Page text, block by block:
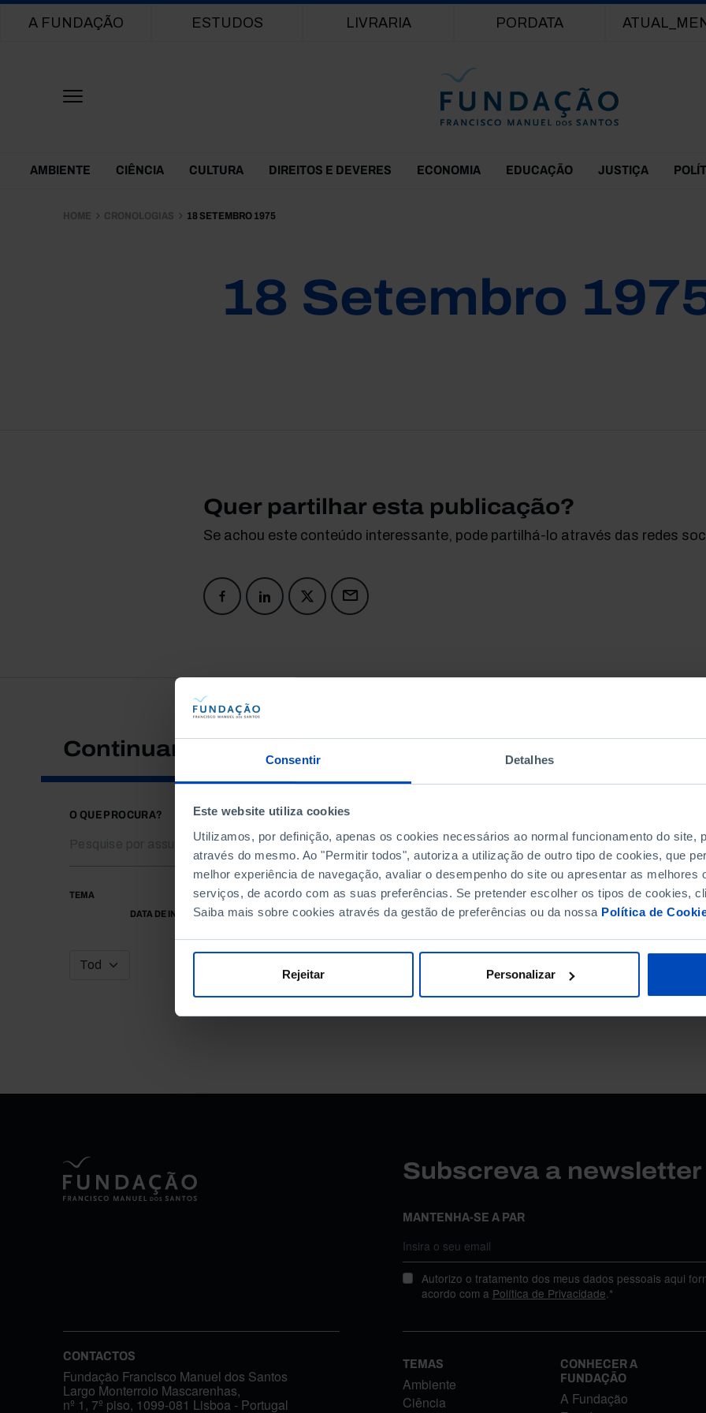
Consentir Detalhes
Este website utiliza cookies
Utilizamos, por definição, apenas os cookies necessários ao normal funcionamento do site,
através do mesmo. Ao "Permitir todos", autoriza a utilização de outro tipo de cookies, que
melhor experiência de navegação, avaliar o desempenho do site ou apresentar as melhores
serviços, de acordo com as suas preferências. Se pretender escolher os tipos de cookies,
Saiba mais sobre cookies através da gestão de preferências ou da nossa Política de
Rejeitar Personalizar
Main navigation
A FUNDAÇÃO ESTUDOS LIVRARIA PORDATA
Themes Menu
AMBIENTE CIÊNCIA CULTURA DIREITOS E DEVERES ECONOMIA EDUCAÇÃO JUSTIÇA
HOME CRONOLOGIAS 18 SETEMBRO 1975
18 Setembro
Quer partilhar esta publicação?
Se achou este conteúdo interessante, pode partilhá-lo através das redes
Continuar a pesquisar
O QUE PROCURA?
TEMA
DATA DE INÍCIO
DATA DE FIM
Subscreva a
MANTENHA-SE A PAR
Autorizo o tratamento dos meus dados pessoais aqui
acordo com a Política de Privacidade.*
CONTACTOS
Fundação Francisco Manuel dos Santos
Largo Monterroio Mascarenhas,
nº 1, 7º piso, 1099-081 Lisboa - Portugal
TEMAS
Ambiente
Ciência
CONHECER A
FUNDAÇÃO
A Fundação